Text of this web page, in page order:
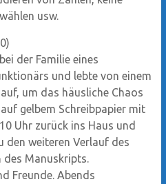
usw.
der Familie eines
und lebte von einem
um das häusliche Chaos
gelbem Schreibpapier mit
Uhr zurück ins Haus und
den weiteren Verlauf des
des Manuskripts.
Freunde. Abends